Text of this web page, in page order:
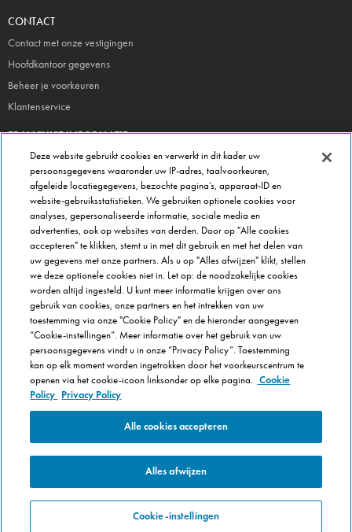
CONTACT
Contact met onze vestigingen
Hoofdkantoor gegevens
Beheer je voorkeuren
Klantenservice
FRANCHISE INFORMATIE
Meld je direct aan!
Franchise Brochure
Veel gestelde vragen
OVER DOMINOS
Newsroom
Werken bij Domino's
Care Team (voor medewerkers)
Scam waarschuwing
Privacybeleid
Voorwaarden & Condities
Cookie Policy
Cookie-instellingen
© 2025 Domino's Pizza Enterprises Ltd
Deze website gebruikt cookies en verwerkt in dit kader uw
persoonsgegevens waaronder uw IP-adres, taalvoorkeuren,
afgeleide locatiegegevens, bezochte pagina’s, apparaat-ID en
website-gebruiksstatistieken. We gebruiken optionele cookies voor
analyses, gepersonaliseerde informatie, sociale media en
advertenties, ook op websites van derden. Door op "Alle cookies
accepteren" te klikken, stemt u in met dit gebruik en met het delen van
uw gegevens met onze partners. Als u op "Alles afwijzen" klikt, stellen
we deze optionele cookies niet in. Let op: de noodzakelijke cookies
worden altijd ingesteld. U kunt meer informatie krijgen over ons
gebruik van cookies, onze partners en het intrekken van uw
toestemming via onze "Cookie Policy" en de hieronder aangegeven
“Cookie-instellingen”. Meer informatie over het gebruik van uw
persoonsgegevens vindt u in onze “Privacy Policy”. Toestemming
kan op elk moment worden ingetrokken door het voorkeurscentrum te
openen via het cookie-icoon linksonder op elke pagina. Cookie
Policy Privacy Policy
Alle cookies accepteren
Alles afwijzen
Cookie-instellingen